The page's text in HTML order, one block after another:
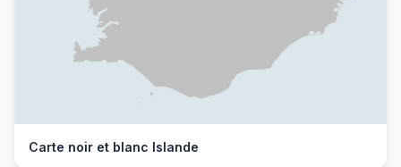
Carte noir et blanc Islande